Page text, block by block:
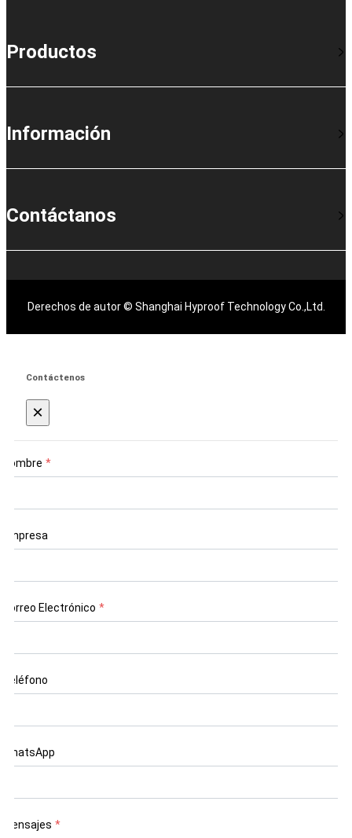
Productos
Información
Contáctanos
Derechos de autor © Shanghai Hyproof Technology Co.,Ltd.
Contáctenos
×
Nombre *
Empresa
Correo Electrónico *
Teléfono
WhatsApp
Mensajes *